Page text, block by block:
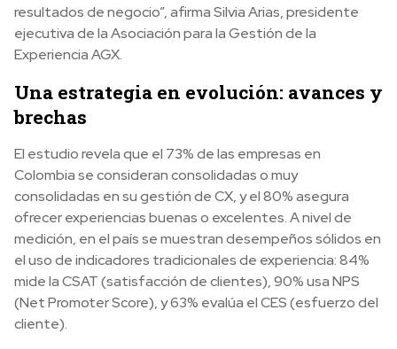
resultados de negocio”, afirma Silvia Arias, presidente
ejecutiva de la Asociación para la Gestión de la
Experiencia AGX.
Una estrategia en evolución: avances y
brechas
El estudio revela que el 73% de las empresas en
Colombia se consideran consolidadas o muy
consolidadas en su gestión de CX, y el 80% asegura
ofrecer experiencias buenas o excelentes. A nivel de
medición, en el país se muestran desempeños sólidos en
el uso de indicadores tradicionales de experiencia: 84%
mide la CSAT (satisfacción de clientes), 90% usa NPS
(Net Promoter Score), y 63% evalúa el CES (esfuerzo del
cliente).